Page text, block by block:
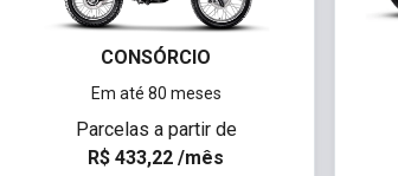
CONSÓRCIO
Em até 80 meses
Parcelas a partir de
R$ 433,22 /mês